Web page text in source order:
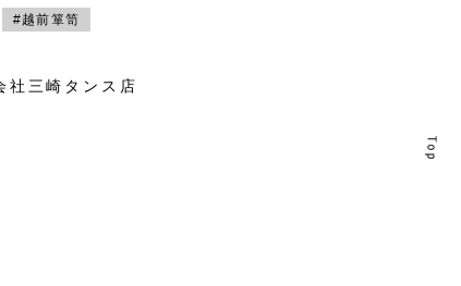
#越前箪笥
社三崎タンス店